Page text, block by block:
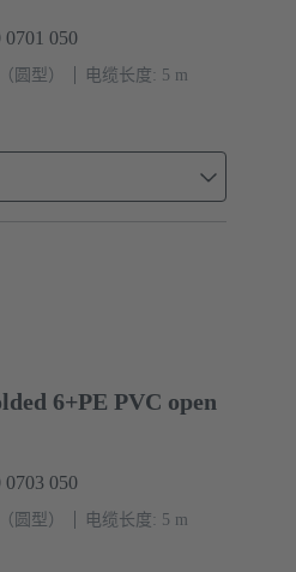
050
圆型） 电缆长度: 5 m
6+PE PVC open
050
圆型） 电缆长度: 5 m